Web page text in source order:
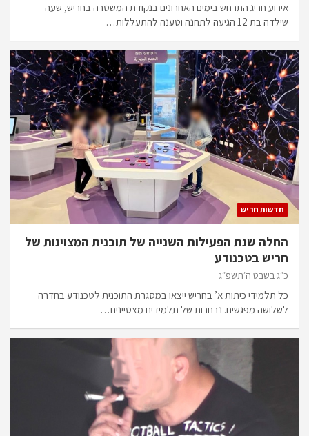
אירוע חריג התרחש בימים האחרונים בנקודת המשטרה בחריש, שעה
שילדה בת 12 הגיעה לתחנה וטענה להתעללות…
חדשות חריש
החלה שנת הפעילות השנייה של תוכנית המצוינות של
חריש בטכנודע
כ״ג בשבט ה׳תשפ״ג
כל תלמידי כיתות א’ בחריש ייצאו במסגרת התוכנית לטכנודע בחדרה
לשלושה מפגשים. נבחרות של תלמידים מצטיינים…